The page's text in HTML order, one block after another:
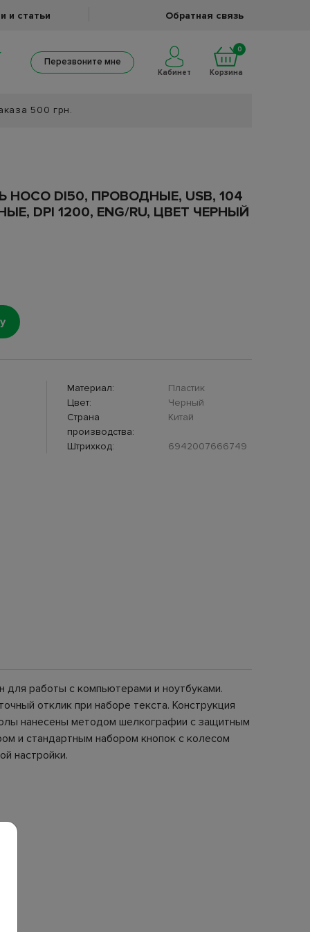
и статьи Обратная связь
Перезвоните мне
Кабинет
0
Корзина
500 грн.
DI50, ПРОВОДНЫЕ, USB, 104
DPI 1200, ENG/RU, ЦВЕТ ЧЕРНЫЙ
Материал:
Пластик
Цвет:
Черный
Страна
производства:
Китай
Штрихкод: 6942007666749
для работы с компьютерами и ноутбуками.
отклик при наборе текста. Конструкция
нанесены методом шелкографии с защитным
и стандартным набором кнопок с колесом
настройки.